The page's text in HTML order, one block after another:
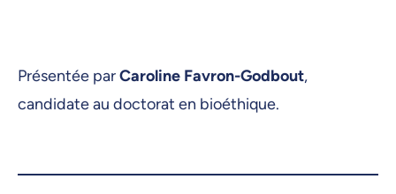
Présentée parCaroline Favron-Godbout,
candidate au doctorat en bioéthique.